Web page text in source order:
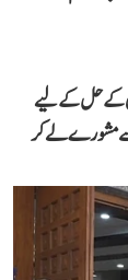
کے حل کے لیے
سے مشورے لے کر